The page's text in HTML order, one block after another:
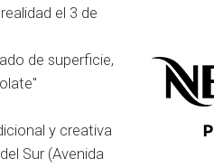
el 3 de
de superficie,
y creativa
Sur (Avenida